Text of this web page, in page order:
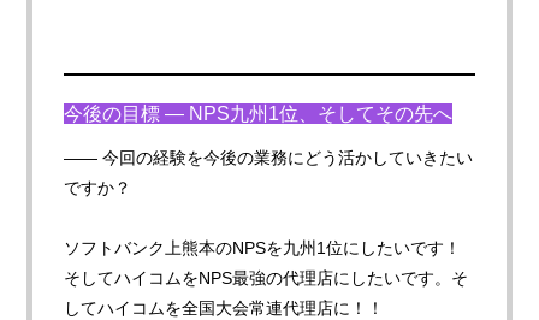
今後の目標 — NPS九州1位、そしてその先へ
—— 今回の経験を今後の業務にどう活かしていきたい
ですか ？
ソフトバンク上熊本のNPSを九州1位にしたいです！
そしてハイコムをNPS最強の代理店にしたいです。そ
してハイコムを全国大会常連代理店に！！